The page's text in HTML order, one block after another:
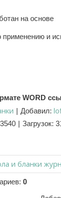
на основе
применению и
WORD
| Добавил:
| Загрузок:
и бланки
: 0